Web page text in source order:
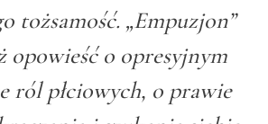
tożsamość. „Empuzjon”
opowieść o opresyjnym
ról płciowych, o prawie